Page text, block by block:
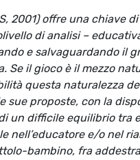
2001) offre una chiave
di analisi –
e salvaguardando il
Se il gioco è il mezzo
questa naturalezza
sue proposte, con la
un difficile equilibrio tra
nell’educatore e/o nel
bambino, fra